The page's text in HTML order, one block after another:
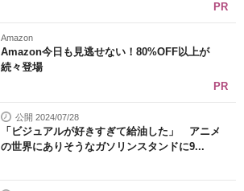
PR
Amazon
Amazon今日も見逃せない！80%OFF以上が
続々登場
PR
公開 2024/07/28
「ビジュアルが好きすぎて給油した」 アニメ
の世界にありそうなガソリンスタンドに9...